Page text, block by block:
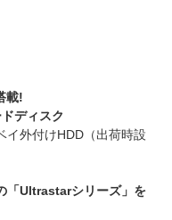
載!
ディスク
イ外付けHDD（出荷時設
「Ultrastarシリーズ」を